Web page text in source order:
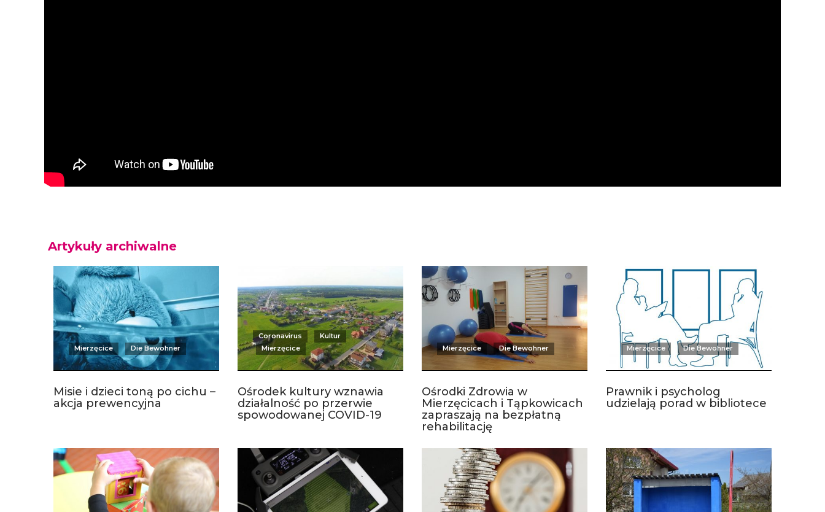
Artykuły archiwalne
Mierzęcice Die Bewohner
Misie i dzieci toną po cichu –
akcja prewencyjna
Coronavirus
Kultur
Mierzęcice
Ośrodek kultury wznawia
działalność po przerwie
spowodowanej COVID-19
Mierzęcice Die Bewohner
Ośrodki Zdrowia w
Mierzęcicach i Tąpkowicach
zapraszają na bezpłatną
rehabilitację
Mierzęcice Die Bewohner
Prawnik i psycholog
udzielają porad w bibliotece